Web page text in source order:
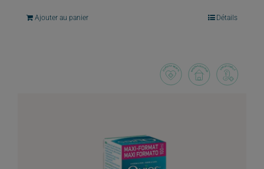
Ajouter au panier Détails